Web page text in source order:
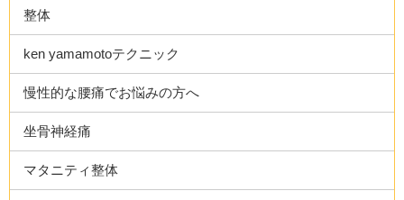
整体
ken yamamotoテクニック
慢性的な腰痛でお悩みの方へ
坐骨神経痛
マタニティ整体